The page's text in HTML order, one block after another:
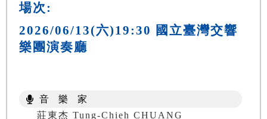
場次:
2026/06/13(六)19:30 國立臺灣交響
樂團演奏廳
音 樂 家
莊東杰 Tung-Chieh CHUANG